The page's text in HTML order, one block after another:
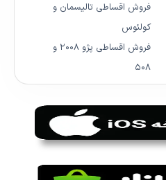
فروش اقساطی تالیسمان و
کولئوس
فروش اقساطی پژو ۲۰۰۸ و
۵۰۸